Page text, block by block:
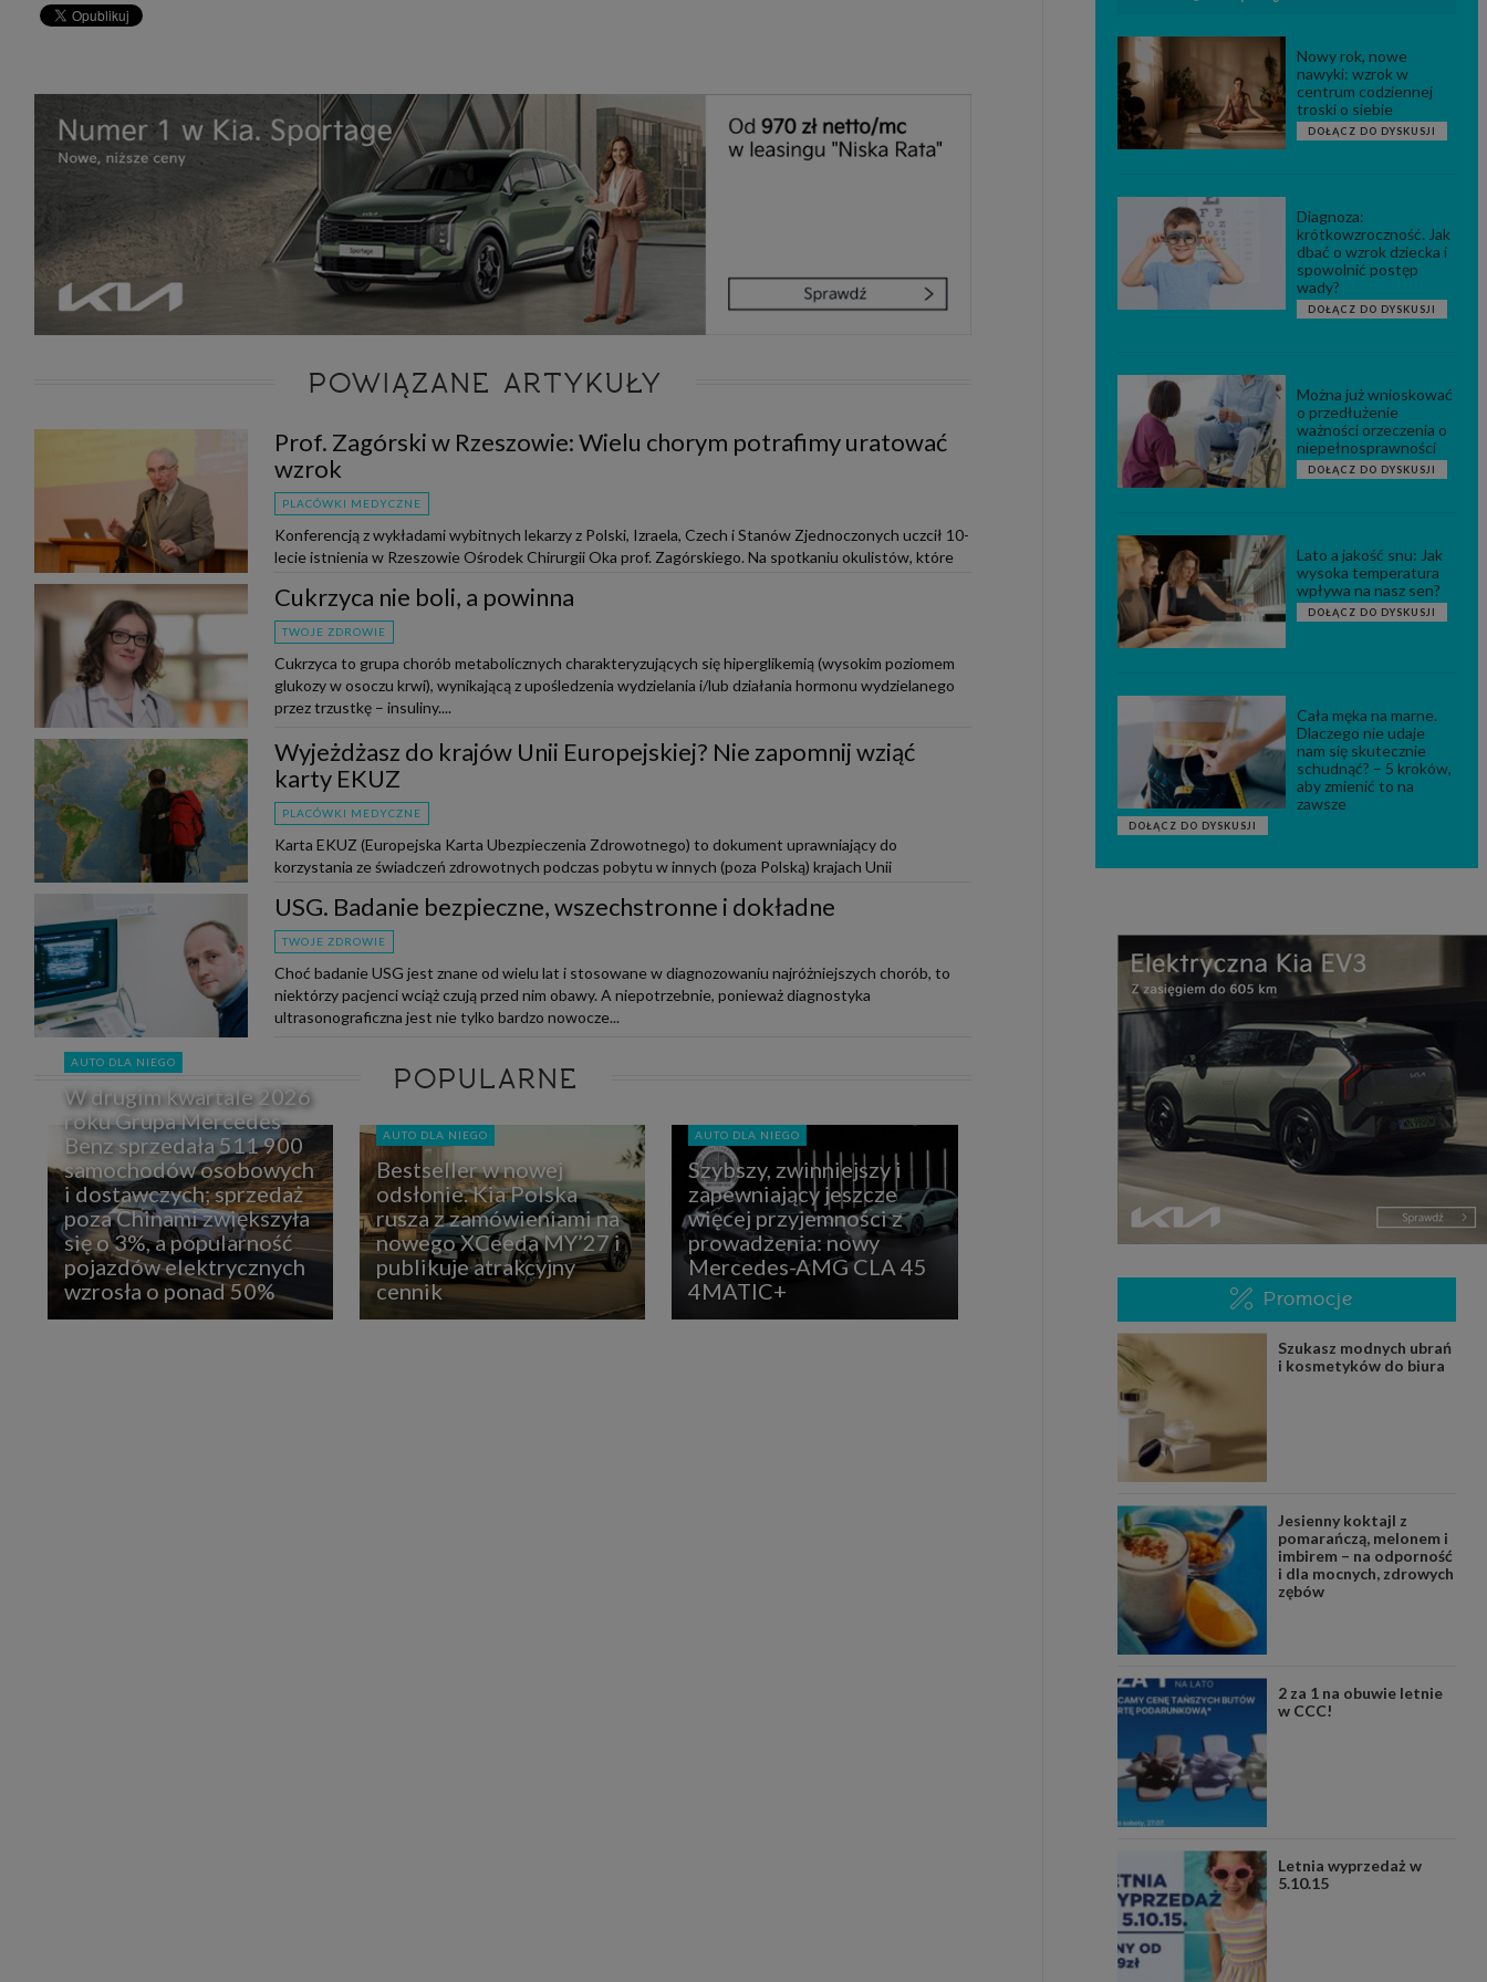
POWIĄZANE ARTYKUŁY
Prof. Zagórski w Rzeszowie: Wielu chorym potrafimy uratować
wzrok
PLACÓWKI MEDYCZNE
Konferencją z wykładami wybitnych lekarzy z Polski, Izraela, Czech i Stanów Zjednoczonych uczcił 10-
lecie istnienia w Rzeszowie Ośrodek Chirurgii Oka prof. Zagórskiego. Na spotkaniu okulistów, które
Cukrzyca nie boli, a powinna
TWOJE ZDROWIE
Cukrzyca to grupa chorób metabolicznych charakteryzujących się hiperglikemią (wysokim poziomem
glukozy w osoczu krwi), wynikającą z upośledzenia wydzielania i/lub działania hormonu wydzielanego
przez trzustkę – insuliny....
Wyjeżdżasz do krajów Unii Europejskiej? Nie zapomnij wziąć
karty EKUZ
PLACÓWKI MEDYCZNE
Karta EKUZ (Europejska Karta Ubezpieczenia Zdrowotnego) to dokument uprawniający do
korzystania ze świadczeń zdrowotnych podczas pobytu w innych (poza Polską) krajach Unii
USG. Badanie bezpieczne, wszechstronne i dokładne
TWOJE ZDROWIE
Choć badanie USG jest znane od wielu lat i stosowane w diagnozowaniu najróżniejszych chorób, to
niektórzy pacjenci wciąż czują przed nim obawy. A niepotrzebnie, ponieważ diagnostyka
ultrasonograficzna jest nie tylko bardzo nowocze...
POPULARNE
AUTO DLA NIEGO
W drugim kwartale 2026
roku Grupa Mercedes-
Benz sprzedała 511 900
samochodów osobowych
i dostawczych; sprzedaż
poza Chinami zwiększyła
się o 3%, a popularność
pojazdów elektrycznych
wzrosła o ponad 50%
AUTO DLA NIEGO
Bestseller w nowej
odsłonie. Kia Polska
rusza z zamówieniami na
nowego XCeeda MY’27 i
publikuje atrakcyjny
cennik
AUTO DLA NIEGO
Szybszy, zwinniejszy i
zapewniający jeszcze
więcej przyjemności z
prowadzenia: nowy
Mercedes-AMG CLA 45
4MATIC+
Nowy rok, nowe
nawyki: wzrok w
centrum codziennej
troski o siebie
DOŁĄCZ DO DYSKUSJI
Diagnoza:
krótkowzroczność. Jak
dbać o wzrok dziecka i
spowolnić postęp
wady?
DOŁĄCZ DO DYSKUSJI
Można już wnioskować
o przedłużenie
ważności orzeczenia o
niepełnosprawności
DOŁĄCZ DO DYSKUSJI
Lato a jakość snu: Jak
wysoka temperatura
wpływa na nasz sen?
DOŁĄCZ DO DYSKUSJI
Cała męka na marne.
Dlaczego nie udaje
nam się skutecznie
schudnąć? – 5 kroków,
aby zmienić to na
zawsze
DOŁĄCZ DO DYSKUSJI
Promocje
Szukasz modnych ubrań
i kosmetyków do biura
Jesienny koktajl z
pomarańczą, melonem i
imbirem – na odporność
i dla mocnych, zdrowych
zębów
2 za 1 na obuwie letnie
w CCC!
Letnia wyprzedaż w
5.10.15